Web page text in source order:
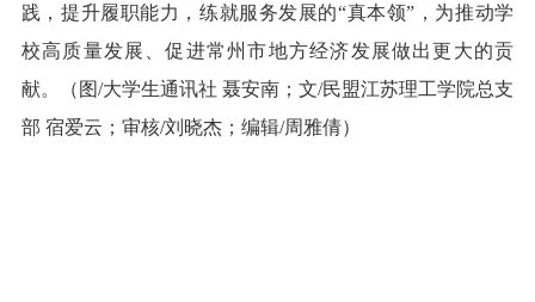
践，提升履职能力 ，练就服务发展的“真本领”，为推动学
校高质量发展、促进常州市地方经济发展做出更大的贡
献。（图/大学生通讯社 聂安南；文/民盟江苏理工学院总支
部 宿爱云；审核/刘晓杰；编辑/周雅倩）